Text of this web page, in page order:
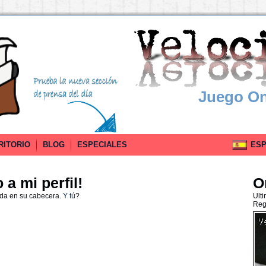
Juego
BLOG ESPECIALES
a mi perfil!
en su cabecera. Y tú?